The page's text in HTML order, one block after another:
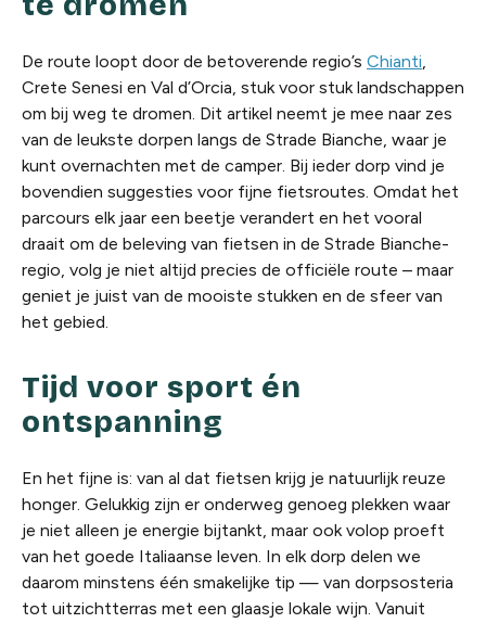
De route loopt door de betoverende regio’s Chianti,
Crete Senesi en Val d’Orcia, stuk voor stuk landschappen
om bij weg te dromen. Dit artikel neemt je mee naar zes
van de leukste dorpen langs de Strade Bianche, waar je
kunt overnachten met de camper. Bij ieder dorp vind je
bovendien suggesties voor fijne fietsroutes. Omdat het
parcours elk jaar een beetje verandert en het vooral
draait om de beleving van fietsen in de Strade Bianche-
regio, volg je niet altijd precies de officiële route – maar
geniet je juist van de mooiste stukken en de sfeer van
het gebied.
Tijd voor sport én
ontspanning
En het fijne is: van al dat fietsen krijg je natuurlijk reuze
honger. Gelukkig zijn er onderweg genoeg plekken waar
je niet alleen je energie bijtankt, maar ook volop proeft
van het goede Italiaanse leven. In elk dorp delen we
daarom minstens één smakelijke tip — van dorpsosteria
tot uitzichtterras met een glaasje lokale wijn. Vanuit